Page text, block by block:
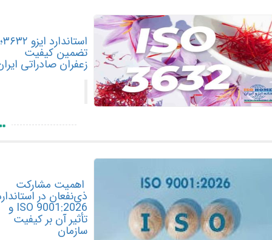
استاندارد ایزو ۳۶۳۲؛
تضمین کیفیت
زعفران صادراتی ایران
اهمیت مشارکت
ذی‌نفعان در استاندارد
ISO 9001:2026 و
تأثیر آن بر کیفیت
سازمان